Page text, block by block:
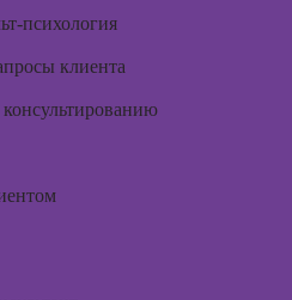
психология
клиента